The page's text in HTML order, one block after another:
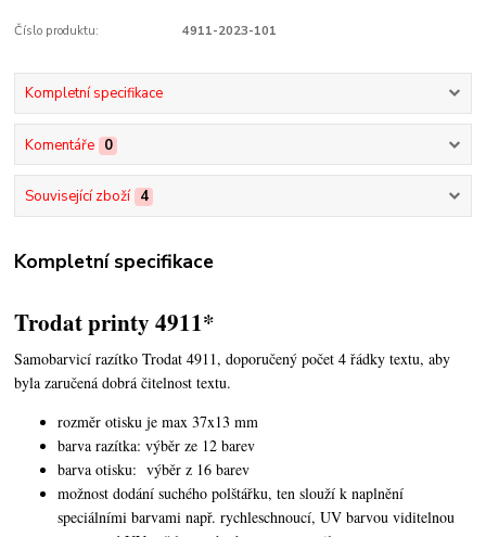
Číslo produktu: 4911-2023-101
Kompletní specifikace
Komentáře 0
Související zboží 4
Kompletní specifikace
Trodat printy 4911*
Samobarvicí razítko Trodat 4911, doporučený počet 4 řádky textu,aby
byla zaručená dobrá čitelnost textu.
rozměr otisku je max 37x13 mm
barva razítka: výběr ze 12 barev
barva otisku: výběr z 16 barev
možnost dodání suchého polštářku, ten slouží k naplnění
speciálními barvami např. rychleschnoucí, UV barvou viditelnou